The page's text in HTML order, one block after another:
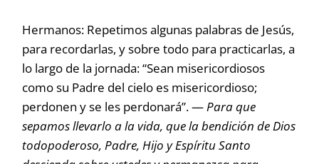
Hermanos: Repetimos algunas palabras de Jesús,
para recordarlas, y sobre todo para practicarlas, a
lo largo de la jornada: “Sean misericordiosos
como su Padre del cielo es misericordioso;
perdonen y se les perdonará”. —Para que
sepamos llevarlo a la vida, que la bendición de Dios
todopoderoso, Padre, Hijo y Espíritu Santo